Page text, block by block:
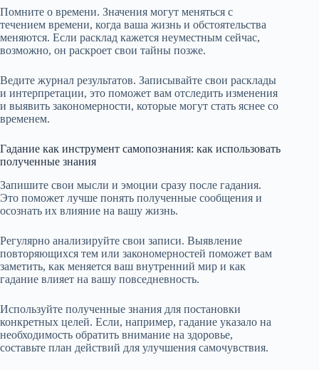
Помните о времени. Значения могут меняться с
течением времени, когда ваша жизнь и обстоятельства
меняются. Если расклад кажется неуместным сейчас,
возможно, он раскроет свои тайны позже.
Ведите журнал результатов. Записывайте свои расклады
и интерпретации, это поможет вам отследить изменения
и выявить закономерности, которые могут стать яснее со
временем.
Гадание как инструмент самопознания: как использовать
полученные знания
Запишите свои мысли и эмоции сразу после гадания.
Это поможет лучше понять полученные сообщения и
осознать их влияние на вашу жизнь.
Регулярно анализируйте свои записи. Выявление
повторяющихся тем или закономерностей поможет вам
заметить, как меняется ваш внутренний мир и как
гадание влияет на вашу повседневность.
Используйте полученные знания для постановки
конкретных целей. Если, например, гадание указало на
необходимость обратить внимание на здоровье,
составьте план действий для улучшения самочувствия.